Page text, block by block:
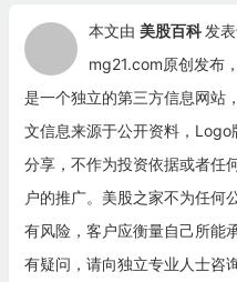
本文由 美股百科 发
mg21.com原创发布
是一个独立的第三方信息网站
文信息来源于公开资料，
分享，不作为投资依据或者任
户的推广。美股之家不为任何
有风险，客户应衡量自己所能
有疑问，请向独立专业人士咨询